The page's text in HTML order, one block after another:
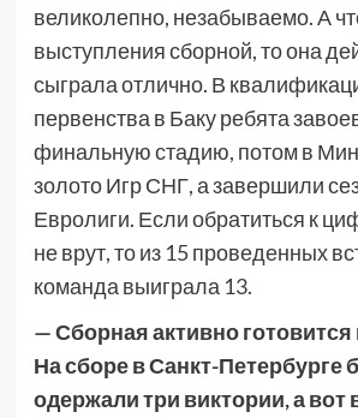
великолепно, незабываемо. А
выступления сборной, то она
сыграла отлично. В
первенства в Баку ребята
финальную стадию, потом в
золото Игр СНГ, а завершили
Евролиги. Если обратиться к
не врут, то из 15 проведенных
команда выиграла 13.
— Сборная активно
На сборе в Санкт-Петербурге
одержали три виктории, а вот